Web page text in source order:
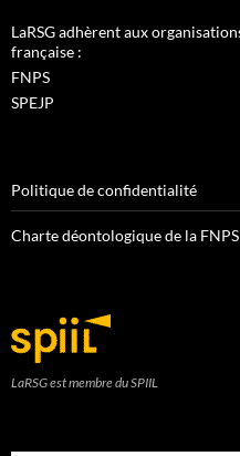
LaRSG adhèrent aux
française :
FNPS
SPEJP
Politique de confidentialité
Charte déontologique de la
LaRSG est membre du SPIIL